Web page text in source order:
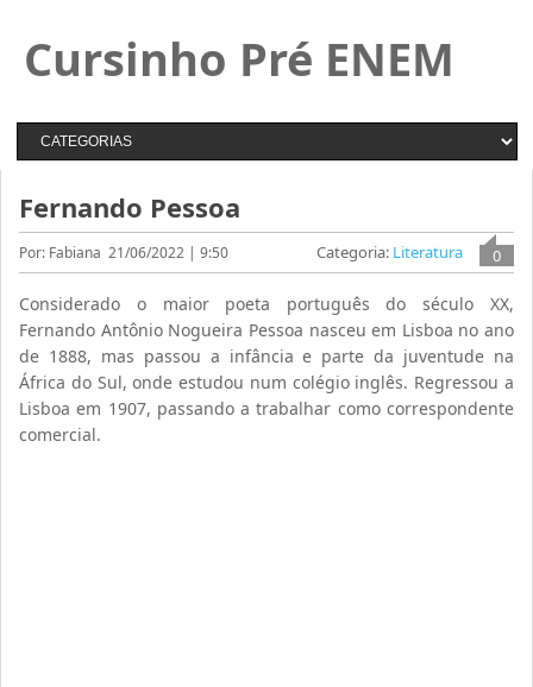
Cursinho Pré ENEM
Fernando Pessoa
Por: Fabiana 21/06/2022 | 9:50 0
Categoria: Literatura
Considerado o maior poeta português do século XX,
Fernando Antônio Nogueira Pessoa nasceu em Lisboa no ano
de 1888, mas passou a infância e parte da juventude na
África do Sul, onde estudou num colégio inglês. Regressou a
Lisboa em 1907, passando a trabalhar como correspondente
comercial.